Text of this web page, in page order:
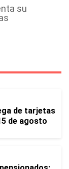
su
de tarjetas
de agosto